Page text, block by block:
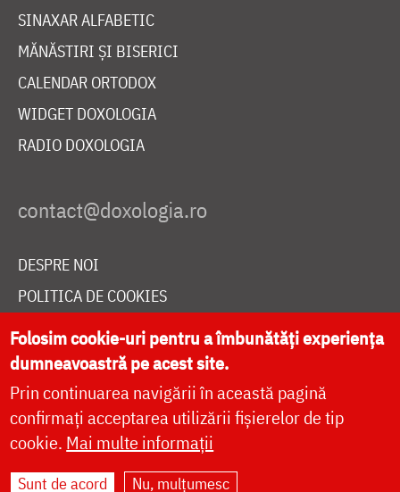
SINAXAR ALFABETIC
MĂNĂSTIRI ȘI BISERICI
CALENDAR ORTODOX
WIDGET DOXOLOGIA
RADIO DOXOLOGIA
DESPRE NOI
POLITICA DE COOKIES
DONEAZĂ ONLINE PENTRU CATEDRALA NAȚIONALĂ
LIVE
Site dezvoltat deDOXOLOGIA MEDIA
Folosim cookie-uri pentru a îmbunătăți experiența
dumneavoastră pe acest site.
Prin continuarea navigării în această pagină
confirmați acceptarea utilizării fișierelor de tip
cookie. Mai multe informații
Sunt de acord Nu, mulțumesc